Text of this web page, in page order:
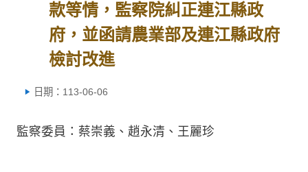
款等情，監察院糾正連江縣政
府，並函請農業部及連江縣政府
檢討改進
日期：113-06-06
監察委員：蔡崇義、趙永清、王麗珍